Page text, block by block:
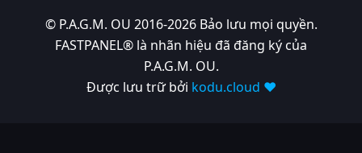
© P.A.G.M. OU 2016-2026 Bảo lưu mọi quyền.
FASTPANEL® là nhãn hiệu đã đăng ký của
P.A.G.M. OU.
Được lưu trữ bởi kodu.cloud ❤️